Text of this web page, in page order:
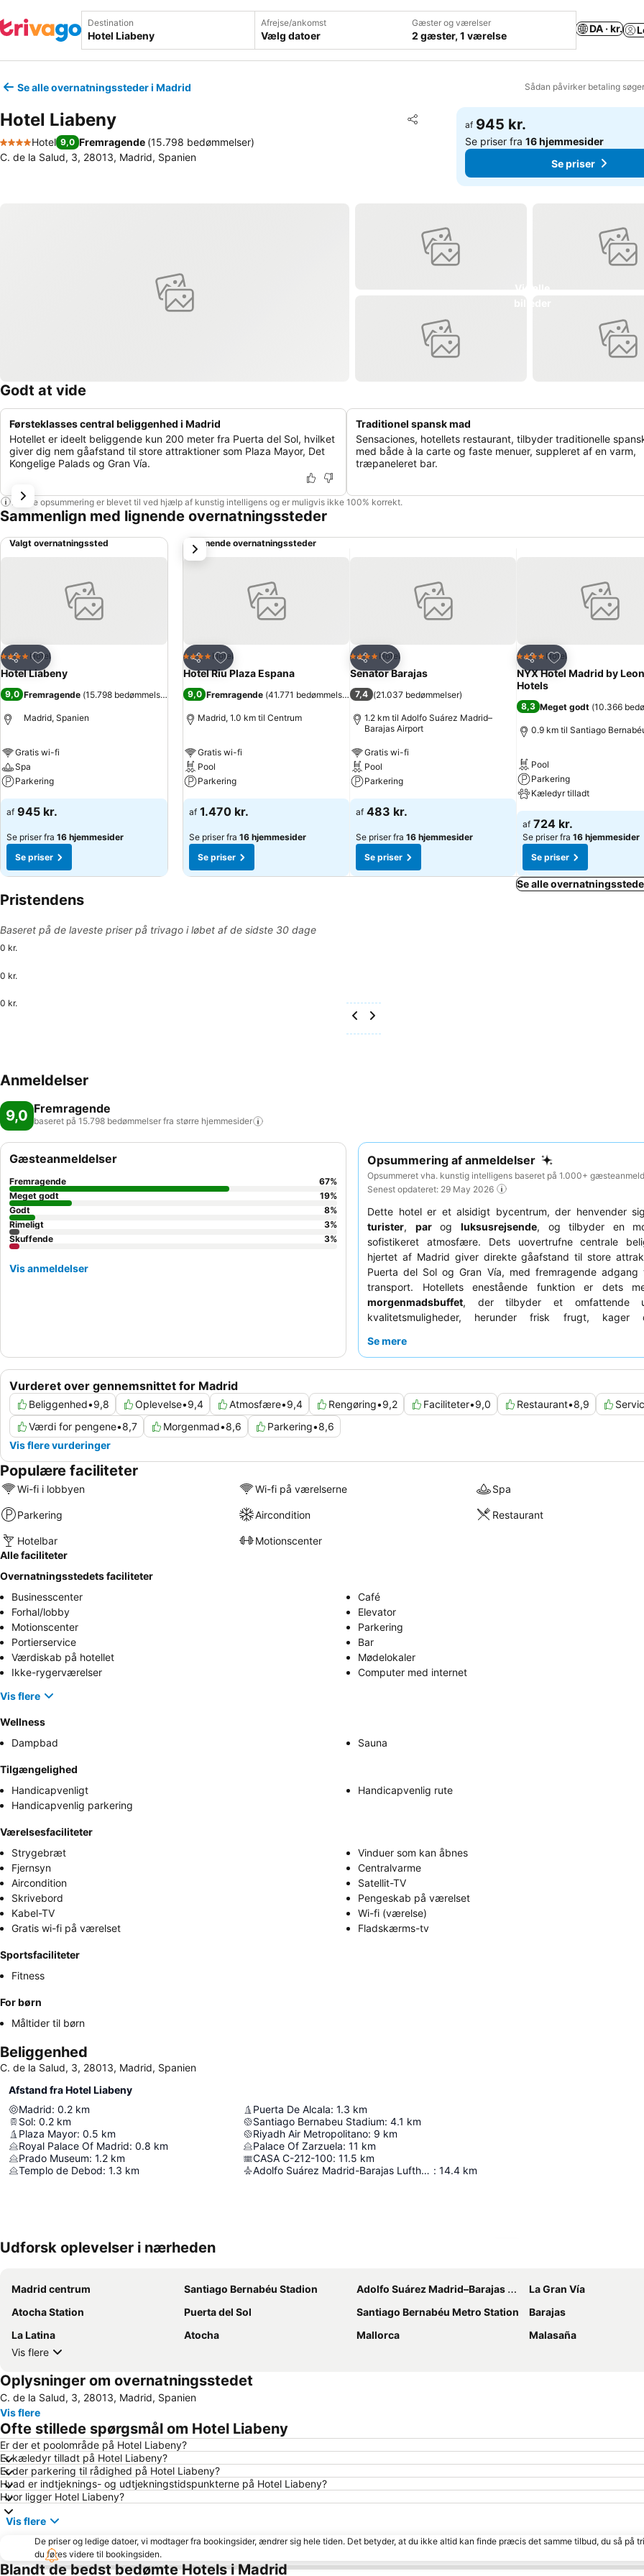
Destination Afrejse/ankomst
Vælg datoer
Gæster og værelser
2 gæster, 1 værelse
DA · kr.
Se alle overnatningssteder i Madrid Sådan påvirker betaling
Hotel Liabeny Del
Føj til favoritter
4 Stjerner
Hotel 9,0 Fremragende (15.798 bedømmelser)
C. de la Salud, 3, 28013, Madrid, Spanien
af 945 kr.
Se priser fra16 hjemmesider
Se priser
Godt at vide
Førsteklasses central beliggenhed i Madrid
Hotellet er ideelt beliggende kun 200 meter fra Puerta del Sol, hvilket
giver dig nem gåafstand til store attraktioner som Plaza Mayor, Det
Kongelige Palads og Gran Vía.
Traditionel spansk mad
Sensaciones, hotellets restaurant, tilbyder traditionelle
med både à la carte og faste menuer, suppleret af en varm,
træpaneleret bar.
Denne opsummering er blevet til ved hjælp af kunstig intelligens og er muligvis ikke 100% korrekt.
Sammenlign med lignende overnatningssteder
Valgt overnatningssted
Del
Føj til favoritter
4 StjernerHotel
Hotel Liabeny
9,0 Fremragende (15.798 bedømmelser
Madrid, Spanien
Gratis wi-fi
Spa
Parkering
af 945 kr.
Se priser fra 16 hjemmesider
Se priser
Lignende overnatningssteder
Del
Føj til favoritter
4 StjernerHotel
Hotel Riu Plaza Espana
9,0 Fremragende (41.771 bedømmelser)
Madrid, 1.0 km til Centrum
Gratis wi-fi
Pool
Parkering
af 1.470 kr.
Se priser fra 16 hjemmesider
Se priser
Del
Føj til favoritter
4 StjernerHotel
Senator Barajas
7,4 (21.037 bedømmelser)
1.2 km til Adolfo Suárez Madrid–
Barajas Airport
Gratis wi-fi
Pool
Parkering
af 483 kr.
Se priser fra 16 hjemmesider
Se priser
Del
Føj til favoritter
4 StjernerHotel
NYX Hotel Madrid by
Hotels
8,3 Meget godt (10.366
0.9 km til Santiago
Pool
Parkering
Kæledyr tilladt
af 724 kr.
Se priser fra 16 hjemmesider
Se priser
næste
Se alle
Pristendens
Baseret på de laveste priser på trivago i løbet af de sidste 30 dage
0 kr.
0 kr.
0 kr.
Anmeldelser
9,0 Fremragende
baseret på 15.798 bedømmelser fra større hjemmesider
Opsummering af anmeldelser
Opsummeret vha. kunstig intelligens baseret på 1.000+
Senest opdateret: 29 May 2026
Dette hotel er et alsidigt bycentrum, der henvender
turister, parog luksusrejsende, og tilbyder en
sofistikeret atmosfære. Dets uovertrufne centrale
hjertet af Madrid giver direkte gåafstand til store
Puerta del Sol og Gran Vía, med fremragende adgang
transport. Hotellets enestående funktion er dets
morgenmadsbuffet, der tilbyder et omfattende
kvalitetsmuligheder, herunder frisk frugt, kager
professionelle personale
værelse mod haven.
Se mere
Vurderet over gennemsnittet for Madrid
Beliggenhed•9,8 Oplevelse•9,4 Atmosfære•9,4 Rengøring•9,2 Faciliteter•9,0 Restaurant•8,9
Værdi for pengene•8,7 Morgenmad•8,6 Parkering•8,6
Vis flere vurderinger
Gæsteanmeldelser
Fremragende 67%
Meget godt
19%
Godt
8%
Rimeligt
3%
Skuffende
3%
Vis anmeldelser
Populære faciliteter
Wi-fi i lobbyen Wi-fi på værelserne Spa
Parkering Aircondition Restaurant
Hotelbar
Motionscenter
Alle faciliteter
Overnatningsstedets faciliteter
Businesscenter
Café
Forhal/lobby
Elevator
Motionscenter
Parkering
Portierservice
Bar
Værdiskab på hotellet
Mødelokaler
Ikke-rygerværelser
Computer med internet
Vis flere
Wellness
Dampbad
Sauna
Tilgængelighed
Handicapvenligt
Handicapvenlig rute
Handicapvenlig parkering
Værelsesfaciliteter
Strygebræt
Vinduer som kan åbnes
Fjernsyn
Centralvarme
Aircondition
Satellit-TV
Skrivebord
Pengeskab på værelset
Kabel-TV
Wi-fi (værelse)
Gratis wi-fi på værelset
Fladskærms-tv
Sportsfaciliteter
Fitness
For børn
Måltider til børn
Beliggenhed
C. de la Salud, 3, 28013, Madrid, Spanien
Afstand fra Hotel Liabeny
Madrid: 0.2 km
Sol: 0.2 km
Plaza Mayor: 0.5 km
Royal Palace Of Madrid: 0.8 km
Prado Museum: 1.2 km
Templo de Debod: 1.3 km
Puerta De Alcala: 1.3 km
Santiago Bernabeu Stadium: 4.1 km
Riyadh Air Metropolitano: 9 km
Palace Of Zarzuela: 11 km
CASA C-212-100: 11.5 km
Adolfo Suárez Madrid-Barajas Lufthavn : 14.4 km
Udforsk oplevelser i nærheden
Madrid centrum Santiago Bernabéu Stadion Adolfo Suárez Madrid–Barajas Airport
La Gran Vía
Atocha Station
Puerta del Sol Santiago Bernabéu Metro Station
Barajas
La Latina
Atocha Mallorca
Malasaña
Vis flere
Oplysninger om overnatningsstedet
C. de la Salud, 3, 28013, Madrid, Spanien
Vis flere
Ofte stillede spørgsmål om Hotel Liabeny
Er der et poolområde på Hotel Liabeny?
Er kæledyr tilladt på Hotel Liabeny?
Er der parkering til rådighed på Hotel Liabeny?
Hvad er indtjeknings- og udtjekningstidspunkterne på Hotel Liabeny?
Hvor ligger Hotel Liabeny?
Vis flere
De priser og ledige datoer, vi modtager fra bookingsider, ændrer sig hele tiden. Det betyder, at du ikke altid kan finde præcis det samme tilbud, du så på
du føres videre til bookingsiden.
Blandt de bedst bedømte Hotels i Madrid